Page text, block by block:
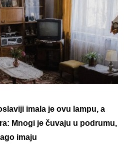
imala je ovu lampu, a
Mnogi je čuvaju u podrumu,
imaju